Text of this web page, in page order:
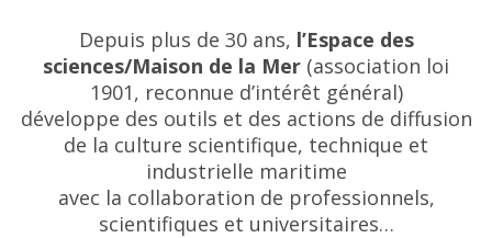
Depuis plus de 30 ans, l’Espace des
sciences/Maison de la Mer (association loi
1901, reconnue d’intérêt général)
développe des outils et des actions de diffusion
de la culture scientifique, technique et
industrielle maritime
avec la collaboration de professionnels,
scientifiques et universitaires…